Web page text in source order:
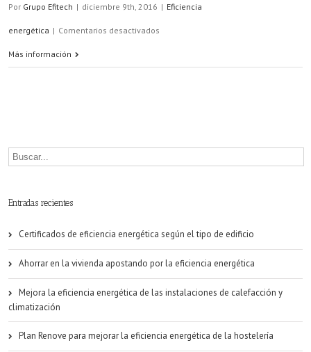
Por Grupo Efitech | diciembre 9th, 2016 | Eficiencia
energética | Comentarios desactivados
eficiencia
Más información
Entradas recientes
Certificados de eficiencia energética según el tipo de edificio
Ahorrar en la vivienda apostando por la eficiencia energética
Mejora la eficiencia energética de las instalaciones de calefacción y
climatización
Plan Renove para mejorar la eficiencia energética de la hostelería